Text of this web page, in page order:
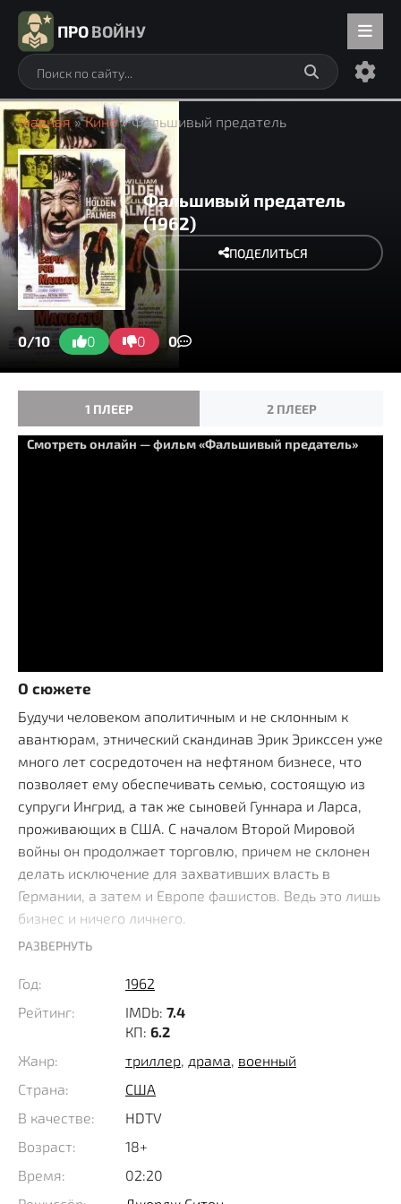
ПРОВОЙНУ
Главная»Кино» Фальшивый предатель
Фальшивый предатель
(1962)
ПОДЕЛИТЬСЯ
0/10 0 0 0
1 ПЛЕЕР 2 ПЛЕЕР
Смотреть онлайн — фильм «Фальшивый предатель»
О сюжете
Будучи человеком аполитичным и не склонным к
авантюрам, этнический скандинав Эрик Эрикссен уже
много лет сосредоточен на нефтяном бизнесе, что
позволяет ему обеспечивать семью, состоящую из
супруги Ингрид, а так же сыновей Гуннара и Ларса,
проживающих в США. С началом Второй Мировой
войны он продолжает торговлю, причем не склонен
делать исключение для захвативших власть в
Германии, а затем и Европе фашистов. Ведь это лишь
бизнес и ничего личнего.
делам и обзавелся кое-какими связями среди
высокопоставленных чиновников и военных, вскоре
на него выходят сотрудники британских специальных
компрометирующий материал на бедолагу.
Отказываться от такого предложения, рискуя не
только собственной жизнью, но и благополучием
близких, он естественно не может и приступает к
полезных знакомств и добывая ценную информацию,
РАЗВЕРНУТЬ
Год:
1962
Рейтинг:
IMDb: 7.4
КП: 6.2
Жанр:
триллер драма военный
Страна:
США
В качестве:
HDTV
Возраст:
18+
Время:
02:20